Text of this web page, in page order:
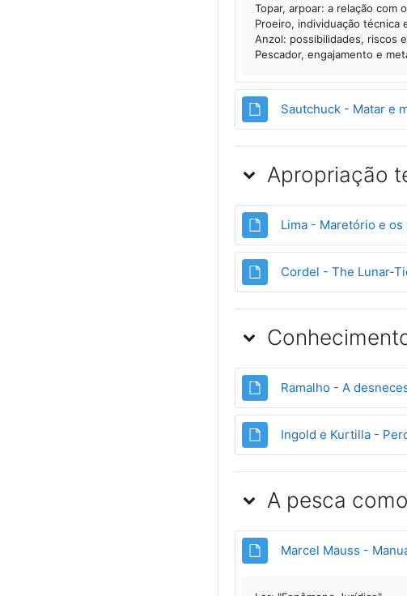
Topar, arpoar: a relação com
Proeiro, individuação técnica
Anzol: possibilidades, riscos
Pescador, engajamento e
Sautchuck - Matar e
Apropriação
Lima - Maretório e
Cordel - The Lunar-
Ramalho - A
Ingold e Kurtilla -
A pesca
Marcel Mauss -